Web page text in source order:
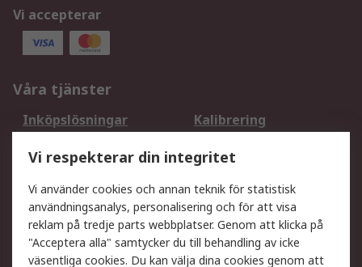
Vi accepterar
Våra tjänster
Inköpslösningar
Kalibrering
DesignSpark
Teknisk Support
Ditt lokala säljteam
Exportlösningar
Support
Få hjälp Retur av varor
Vi respekterar din integritet
Vi använder cookies och annan teknik för statistisk
användningsanalys, personalisering och för att visa
reklam på tredje parts webbplatser. Genom att klicka på
"Acceptera alla" samtycker du till behandling av icke
väsentliga cookies. Du kan välja dina cookies genom att